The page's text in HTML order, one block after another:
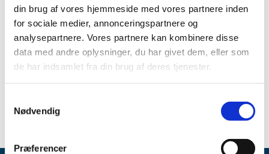
din brug af vores hjemmeside med vores partnere inden
for sociale medier, annonceringspartnere og
analysepartnere. Vores partnere kan kombinere disse
data med andre oplysninger, du har givet dem, eller som
de har indsamlet fra din brug af deres tjenester.
Nødvendig
Præferencer
Vermox ”Janssen-Cilag" tabletter 100 mg
Husk, at det fulde handelsnavn skal fremgå af recepten.
Se tilladelsen med relevante oplysninger om lægemidlet